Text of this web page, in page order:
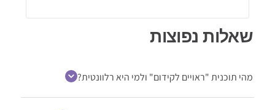
שאלות נפוצות
מהי תוכנית "ראויים לקידום" ולמי היא רלוונטית?